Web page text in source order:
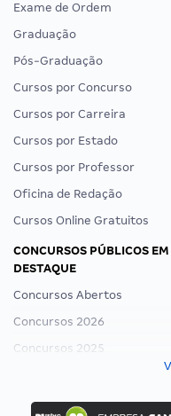
Exame de Ordem
Graduação
Pós-Graduação
Cursos por Concurso
Cursos por Carreira
Cursos por Estado
Cursos por Professor
Oficina de Redação
Cursos Online Gratuitos
CONCURSOS PÚBLICOS EM
DESTAQUE
Concursos Abertos
Concursos 2026
Concursos 2025
Concurso Ibama